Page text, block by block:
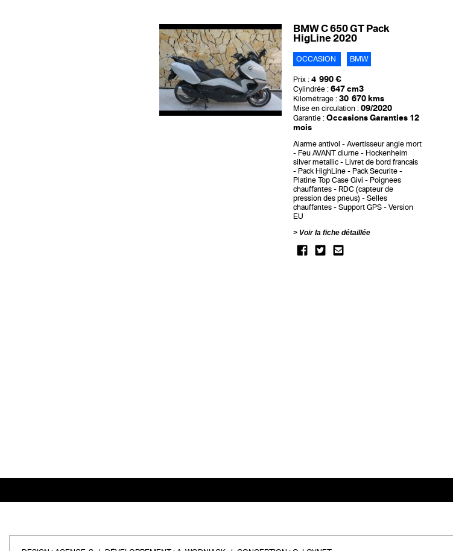
BMW C 650 GT Pack
HigLine 2020
OCCASION BMW
Prix : 4 990 €
Cylindrée : 647 cm3
Kilométrage : 30 670 kms
Mise en circulation : 09/2020
Garantie : Occasions Garanties 12
mois
Alarme antivol
Avertisseur angle mort
Feu AVANT diurne
Hockenheim
silver metallic
Livret de bord francais
Pack HighLine
Pack Securite
Platine Top Case Givi
Poignees
chauffantes
RDC (capteur de
pression des pneus)
Selles
chauffantes
Support GPS
Version
EU
Voir la fiche détaillée